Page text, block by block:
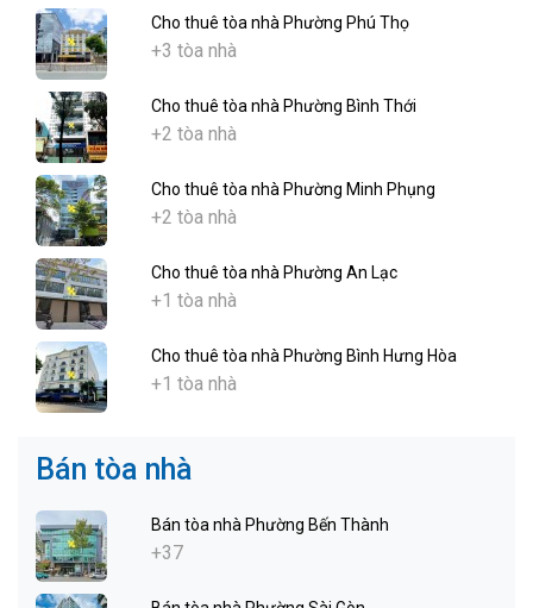
Cho thuê tòa nhà Phường Phú Thọ
+3 tòa nhà
Cho thuê tòa nhà Phường Bình Thới
+2 tòa nhà
Cho thuê tòa nhà Phường Minh Phụng
+2 tòa nhà
Cho thuê tòa nhà Phường An Lạc
+1 tòa nhà
Cho thuê tòa nhà Phường Bình Hưng Hòa
+1 tòa nhà
Bán tòa nhà
Bán tòa nhà Phường Bến Thành
+37